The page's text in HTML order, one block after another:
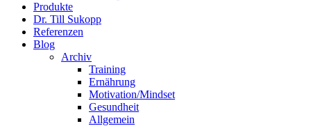
Produkte
Dr. Till Sukopp
Referenzen
Blog
Archiv
Training
Ernährung
Motivation/Mindset
Gesundheit
Allgemein